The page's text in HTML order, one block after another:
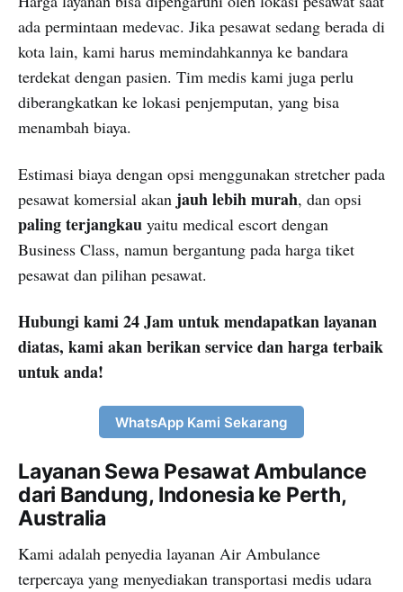
ada permintaan medevac. Jika pesawat sedang berada di
kota lain, kami harus memindahkannya ke bandara
terdekat dengan pasien. Tim medis kami juga perlu
diberangkatkan ke lokasi penjemputan, yang bisa
menambah biaya.
Estimasi biaya dengan opsi menggunakan stretcher pada
pesawat komersial akan jauh lebih murah, dan opsi
paling terjangkau yaitu medical escort dengan
Business Class, namun bergantung pada harga tiket
pesawat dan pilihan pesawat.
Hubungi kami 24 Jam untuk mendapatkan layanan
diatas, kami akan berikan service dan harga terbaik
untuk anda!
WhatsApp Kami Sekarang
Layanan Sewa Pesawat Ambulance
dari Bandung, Indonesia ke Perth,
Australia
Kami adalah penyedia layanan Air Ambulance
terpercaya yang menyediakan transportasi medis udara